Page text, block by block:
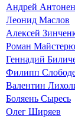
Андрей
Леонид Маслов
Алексей
Роман
Геннадий
Филипп
Валентин
Боляень Сыресь
Олег Ширяев